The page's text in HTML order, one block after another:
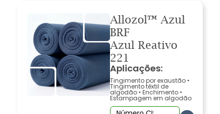
Allozol™ Azul
BRF
Azul Reativo
221
Aplicações:
Tingimento por exaustão •
Tingimento têxtil de
algodão • Enchimento •
Estampagem em algodão